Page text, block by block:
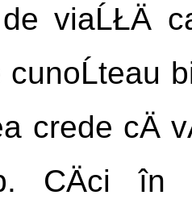
viaĹŁÄ
crede cÄ
în